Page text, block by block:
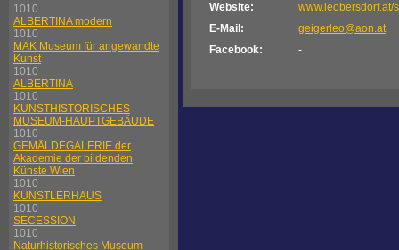
1010
ALBERTINA modern
1010
MAK Museum für angewandte
Kunst
1010
ALBERTINA
1010
KUNSTHISTORISCHES
MUSEUM-HAUPTGEBÄUDE
1010
GEMÄLDEGALERIE der
Akademie der bildenden
Künste Wien
1010
KÜNSTLERHAUS
1010
SECESSION
1010
Naturhistorisches Museum
Website:
www.leobersdorf.at/
E-Mail:
geigerleo@aon.at
Facebook:
-